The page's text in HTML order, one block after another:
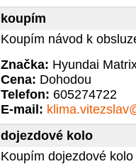
koupím
Koupím návod k
Značka: Hyundai
Cena: Dohodou
Telefon: 605274722
E-mail:
dojezdové kolo
Koupím dojezdové